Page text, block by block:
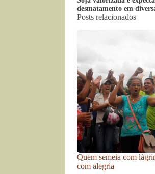
desmatamento em
Posts relacionados
Quem semeia com
com alegria